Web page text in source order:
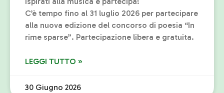
C’è tempo fino al 31 luglio 2026 per partecipare
alla nuova edizione del concorso di poesia “In
rime sparse”. Partecipazione libera e gratuita.
LEGGI TUTTO »
30 Giugno 2026